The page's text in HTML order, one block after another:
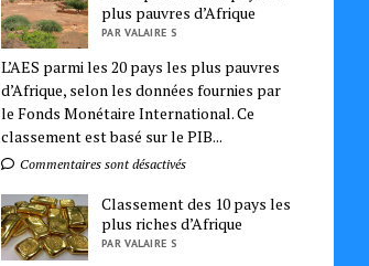
plus pauvres d’Afrique
PAR VALAIRE S
L’AES parmi les 20 pays les plus pauvres
d’Afrique, selon les données fournies par
le Fonds Monétaire International. Ce
classement est basé sur le PIB...
Commentaires sont désactivés
Classement des 10 pays les
plus riches d’Afrique
PAR VALAIRE S